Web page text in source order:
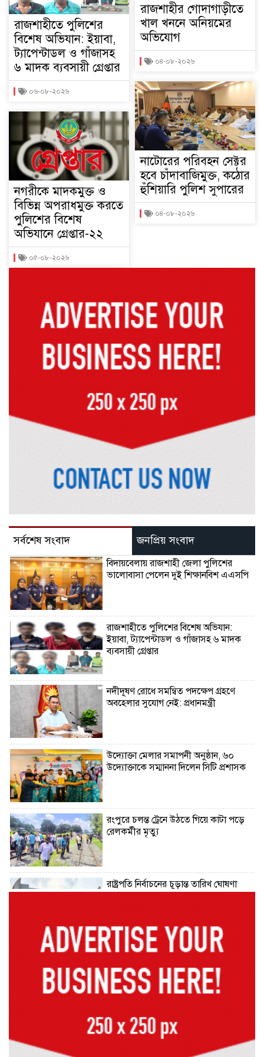
রাজশাহীতে পুলিশের
বিশেষ অভিযান: ইয়াবা,
ট্যাপেন্টাডল ও গাঁজাসহ
৬ মাদক ব্যবসায়ী গ্রেপ্তার
০৬-০৮-২০২৬
নগরীকে মাদকমুক্ত ও
বিভিন্ন অপরাধমুক্ত করতে
পুলিশের বিশেষ
অভিযানে গ্রেপ্তার-২২
০৫-০৮-২০২৬
রাজশাহীর গোদাগাড়ীতে
খাল খননে অনিয়মের
অভিযোগ
০৪-০৮-২০২৬
নাটোরের পরিবহন সেক্টর
হবে চাঁদাবাজিমুক্ত, কঠোর
হুঁশিয়ারি পুলিশ সুপারের
০৪-০৮-২০২৬
সর্বশেষ সংবাদ জনপ্রিয় সংবাদ
বিদায়বেলায় রাজশাহী জেলা পুলিশের
ভালোবাসা পেলেন দুই শিক্ষানবিশ এএসপি
রাজশাহীতে পুলিশের বিশেষ অভিযান:
ইয়াবা, ট্যাপেন্টাডল ও গাঁজাসহ ৬ মাদক
ব্যবসায়ী গ্রেপ্তার
নদীদূষণ রোধে সমন্বিত পদক্ষেপ গ্রহণে
অবহেলার সুযোগ নেই: প্রধানমন্ত্রী
উদ্যোক্তা মেলার সমাপনী অনুষ্ঠান, ৬০
উদ্যোক্তাকে সম্মাননা দিলেন সিটি প্রশাসক
রংপুরে চলন্ত ট্রেনে উঠতে গিয়ে কাটা পড়ে
রেলকর্মীর মৃত্যু
রাষ্ট্রপতি নির্বাচনের চূড়ান্ত তারিখ ঘোষণা
সাভারের রাজপথে রক্তের দাগ, স্মৃতিতে
সতর্কতা জারি